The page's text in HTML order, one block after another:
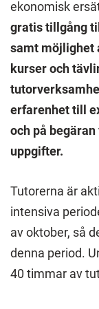
ekonomisk
gratis tillgång
samt möjlighet
kurser och
erfarenhet till
och på
uppgifter.
Tutorerna är
intensiva
av oktober, så
denna period.
40 timmar av